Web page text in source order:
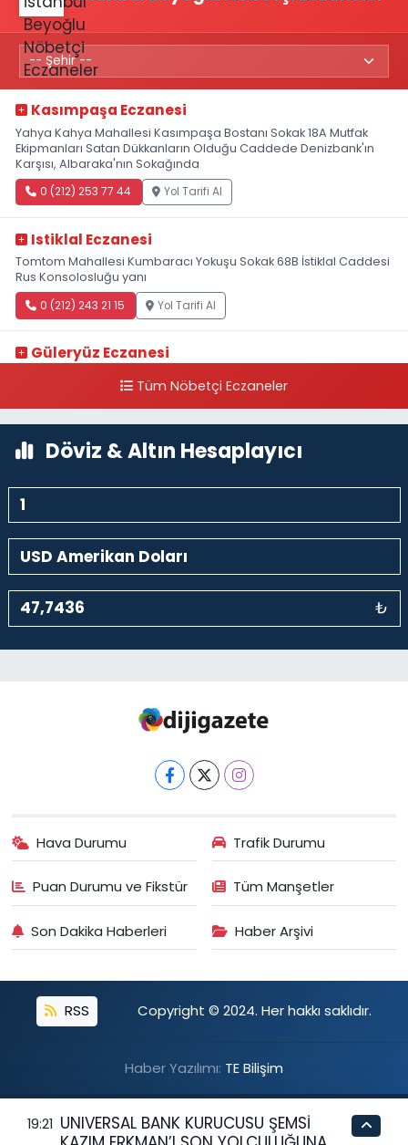
Kasımpaşa Eczanesi
Yahya Kahya Mahallesi Kasımpaşa Bostanı Sokak 18A Mutfak
Ekipmanları Satan Dükkanların Olduğu Caddede Denizbank'ın
Karşısı, Albaraka'nın Sokağında
0 (212) 253 77 44 Yol Tarifi Al
Istiklal Eczanesi
Tomtom Mahallesi Kumbaracı Yokuşu Sokak 68B İstiklal Caddesi
Rus Konsolosluğu yanı
0 (212) 243 21 15 Yol Tarifi Al
Güleryüz Eczanesi
kalaycıbahçe Meydana DoğruTüm Nöbetçi Eczaneler
Döviz & Altın Hesaplayıcı
₺
Hava Durumu Trafik Durumu
Puan Durumu ve Fikstür Tüm Manşetler
Son Dakika Haberleri Haber Arşivi
RSS Copyright © 2024. Her hakkı saklıdır.
Haber Yazılımı: TE Bilişim
19:21 UNIVERSAL BANK KURUCUSU ŞEMSİ